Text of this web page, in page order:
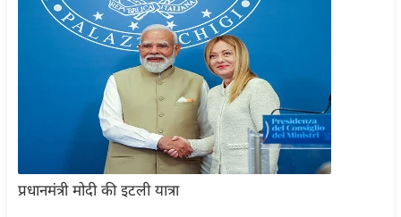
मा
प्रधानमंत्री मोदी की इटली यात्रा